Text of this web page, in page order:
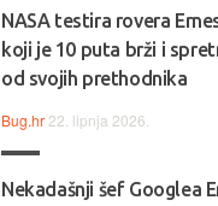
NASA testira rovera
koji je 10 puta brži i
od svojih prethodnika
Bug.hr 22. lipnja 2026.
Nekadašnji šef Googlea